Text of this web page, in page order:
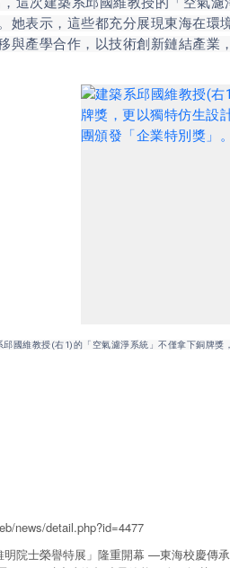
她表示，這些都充分展現東海在
與產學合作，以技術創新鏈結產業
邱國維教授(右1)的「空氣濾淨系統」不僅拿下銅牌獎
news/detail.php?id=4477
明院士榮譽特展」隆重開幕 —東海校慶傳